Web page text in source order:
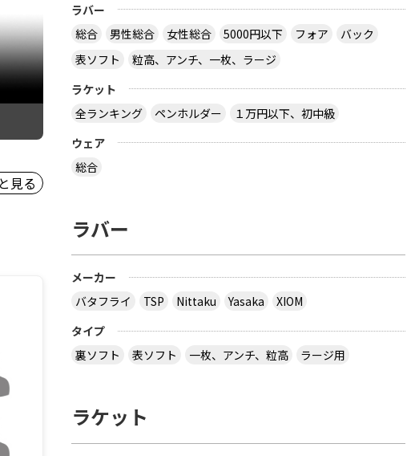
見る
ラバー
総合
男性総合 女性総合 5000円以下 フォア
バック
表ソフト
粒高、アンチ、一枚、ラージ
ラケット
全ランキング
ペンホルダー
１万円以下、初中級
ウェア
総合
ラバー
メーカー
バタフライ
TSP Nittaku Yasaka
XIOM
タイプ
裏ソフト
表ソフト 一枚、アンチ、粒高 ラージ用
ラケット